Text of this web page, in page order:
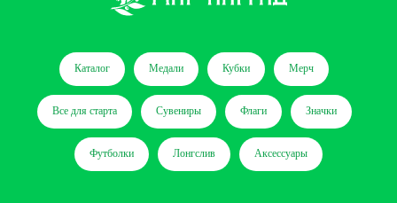
Каталог Медали Кубки Мерч
Все для старта Сувениры Флаги Значки
Футболки Лонгслив Аксессуары